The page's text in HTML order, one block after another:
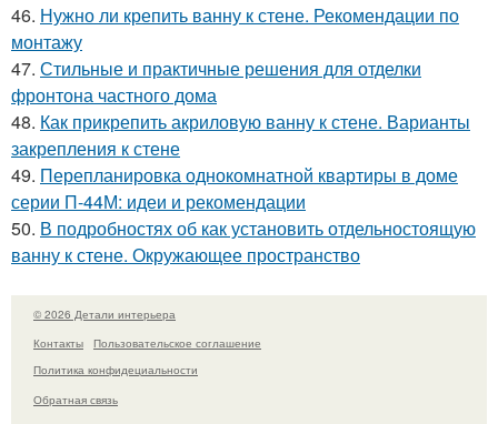
46. Нужно ли крепить ванну к стене. Рекомендации по
монтажу
47. Стильные и практичные решения для отделки
фронтона частного дома
48. Как прикрепить акриловую ванну к стене. Варианты
закрепления к стене
49. Перепланировка однокомнатной квартиры в доме
серии П-44М: идеи и рекомендации
50. В подробностях об как установить отдельностоящую
ванну к стене. Окружающее пространство
© 2026 Детали интерьера
Контакты
Пользовательское соглашение
Политика конфидециальности
Обратная связь